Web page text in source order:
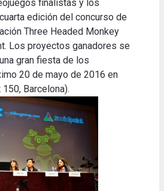
finalistas y los
edición del concurso de
Three Headed Monkey
Los proyectos ganadores se
gran fiesta de los
20 de mayo de 2016 en
Barcelona).